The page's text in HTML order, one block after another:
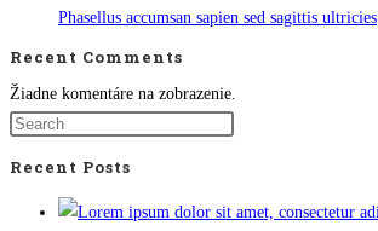
Phasellus accumsan sapien sed sagittis ultricies
Recent Comments
Žiadne komentáre na zobrazenie.
Recent Posts